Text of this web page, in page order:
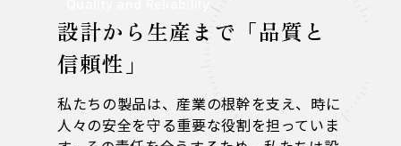
設計から生産まで「品質と
信頼性」
私たちの製品は、産業の根幹を支え、時に
人々の安全を守る重要な役割を担っていま